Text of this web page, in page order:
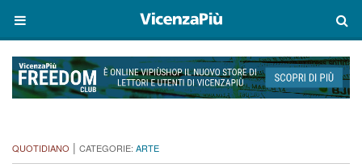
QUOTIDIANO | CATEGORIE: ARTE